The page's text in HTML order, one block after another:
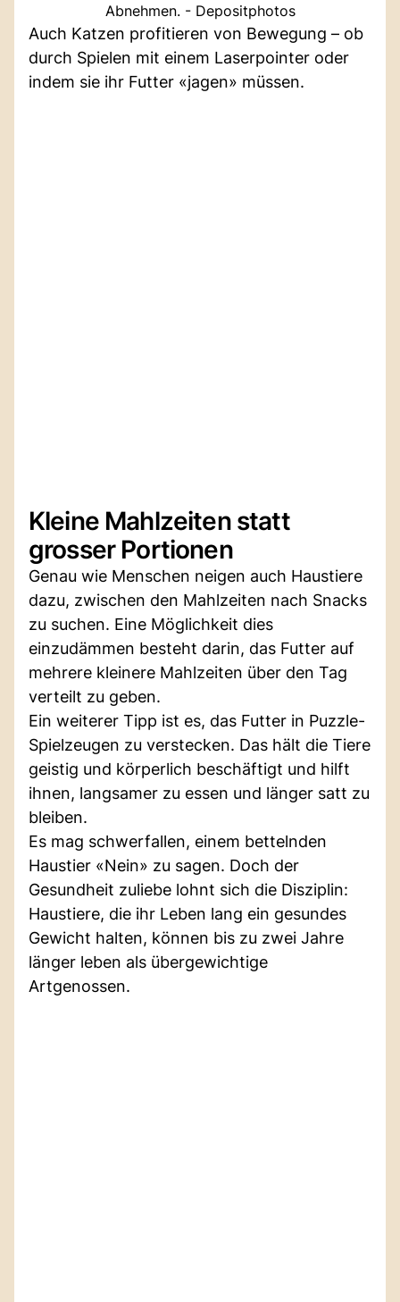
Abnehmen. - Depositphotos
Auch Katzen profitieren von Bewegung – ob
durch Spielen mit einem Laserpointer oder
indem sie ihr Futter «jagen» müssen.
Kleine Mahlzeiten statt
grosser Portionen
Genau wie Menschen neigen auch Haustiere
dazu, zwischen den Mahlzeiten nach Snacks
zu suchen. Eine Möglichkeit dies
einzudämmen besteht darin, das Futter auf
mehrere kleinere Mahlzeiten über den Tag
verteilt zu geben.
Ein weiterer Tipp ist es, das Futter in Puzzle-
Spielzeugen zu verstecken. Das hält die Tiere
geistig und körperlich beschäftigt und hilft
ihnen, langsamer zu essen und länger satt zu
bleiben.
Es mag schwerfallen, einem bettelnden
Haustier «Nein» zu sagen. Doch der
Gesundheit zuliebe lohnt sich die Disziplin:
Haustiere, die ihr Leben lang ein gesundes
Gewicht halten, können bis zu zwei Jahre
länger leben als übergewichtige
Artgenossen.